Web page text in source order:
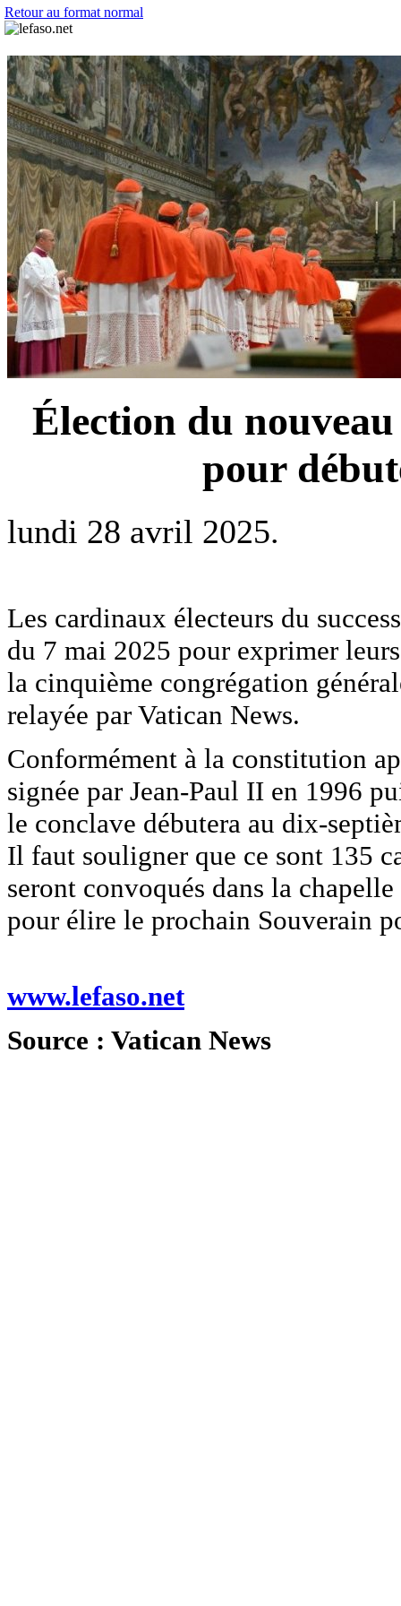
Retour au format normal
Élection du
pour
lundi 28 avril 2025.
Les cardinaux électeurs du
du 7 mai 2025 pour exprimer
la cinquième congrégation
relayée par Vatican News.
Conformément à la constitution
signée par Jean-Paul II en 1996
le conclave débutera au dix-
Il faut souligner que ce sont 135
seront convoqués dans la
pour élire le prochain Souverain
www.lefaso.net
Source : Vatican News